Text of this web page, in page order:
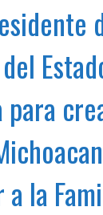
para
la